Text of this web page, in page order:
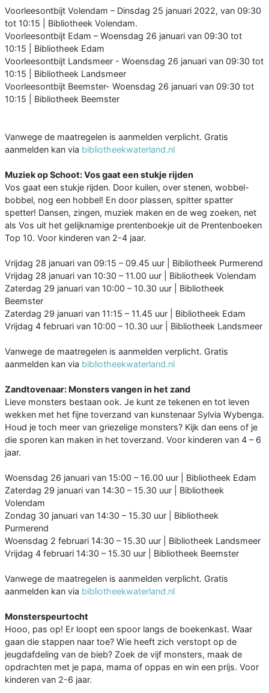
Voorleesontbijt Volendam – Dinsdag 25 januari 2022, van 09:30
tot 10:15 | Bibliotheek Volendam.
Voorleesontbijt Edam – Woensdag 26 januari van 09:30 tot
10:15 | Bibliotheek Edam
Voorleesontbijt Landsmeer - Woensdag 26 januari van 09:30 tot
10:15 | Bibliotheek Landsmeer
Voorleesontbijt Beemster- Woensdag 26 januari van 09:30 tot
10:15 | Bibliotheek Beemster
Vanwege de maatregelen is aanmelden verplicht. Gratis
aanmelden kan via bibliotheekwaterland.nl
Muziek op Schoot: Vos gaat een stukje rijden
Vos gaat een stukje rijden. Door kuilen, over stenen, wobbel-
bobbel, nog een hobbel! En door plassen, spitter spatter
spetter! Dansen, zingen, muziek maken en de weg zoeken, net
als Vos uit het gelijknamige prentenboekje uit de Prentenboeken
Top 10. Voor kinderen van 2-4 jaar.
Vrijdag 28 januari van 09:15 – 09.45 uur | Bibliotheek Purmerend
Vrijdag 28 januari van 10:30 – 11.00 uur | Bibliotheek Volendam
Zaterdag 29 januari van 10:00 – 10.30 uur | Bibliotheek
Beemster
Zaterdag 29 januari van 11:15 – 11.45 uur | Bibliotheek Edam
Vrijdag 4 februari van 10:00 – 10.30 uur | Bibliotheek Landsmeer
Vanwege de maatregelen is aanmelden verplicht. Gratis
aanmelden kan via bibliotheekwaterland.nl
Zandtovenaar: Monsters vangen in het zand
Lieve monsters bestaan ook. Je kunt ze tekenen en tot leven
wekken met het fijne toverzand van kunstenaar Sylvia Wybenga.
Houd je toch meer van griezelige monsters? Kijk dan eens of je
die sporen kan maken in het toverzand. Voor kinderen van 4 – 6
jaar.
Woensdag 26 januari van 15:00 – 16.00 uur | Bibliotheek Edam
Zaterdag 29 januari van 14:30 – 15.30 uur | Bibliotheek
Volendam
Zondag 30 januari van 14:30 – 15.30 uur | Bibliotheek
Purmerend
Woensdag 2 februari 14:30 – 15.30 uur | Bibliotheek Landsmeer
Vrijdag 4 februari 14:30 – 15.30 uur | Bibliotheek Beemster
Vanwege de maatregelen is aanmelden verplicht. Gratis
aanmelden kan via bibliotheekwaterland.nl
Monsterspeurtocht
Hooo, pas op! Er loopt een spoor langs de boekenkast. Waar
gaan die stappen naar toe? Wie heeft zich verstopt op de
jeugdafdeling van de bieb? Zoek de vijf monsters, maak de
opdrachten met je papa, mama of oppas en win een prijs. Voor
kinderen van 2-6 jaar.